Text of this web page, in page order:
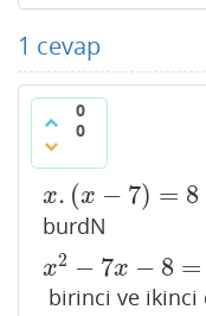
1 cevap
0
0
x. (x − 7) = 8
x.( x−7 )=8
burdN
x2 − 7x − 8 =
x2− 7x −8= 0
birinci ve